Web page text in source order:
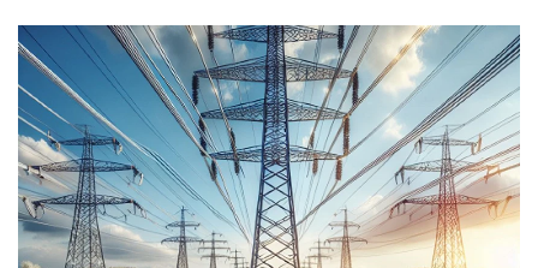
Leidiniai
Teisinė aplinka
Teisinė aplinka
Viešųjų pastatų atnaujinimas